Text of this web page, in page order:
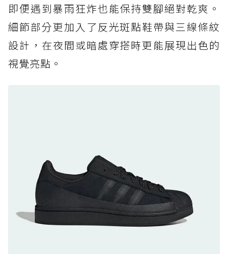
防水鞋推薦 7. Timberland Motion Access：
黃靴同級頂級防水，輕量化工裝健走鞋雨天必備
防水鞋推薦 7. Timberland Motion Access：
黃靴同級頂級防水，輕量化工裝健走鞋雨天必備
防水鞋推薦 10. PUMA Voyage NITRO™ 4
GORE-TEX：氮氣中底注入，回彈與防滑兼具的
全天候越野跑鞋
防水鞋推薦 11. On Cloudhorizon 2 WP：腳
感軟彈、搭載 Missiongrip™ 的防水輕越野鞋
即便遇到暴雨狂炸也能保持雙腳絕對乾爽。
細節部分更加入了反光斑點鞋帶與三線條紋
設計，在夜間或暗處穿搭時更能展現出色的
視覺亮點。